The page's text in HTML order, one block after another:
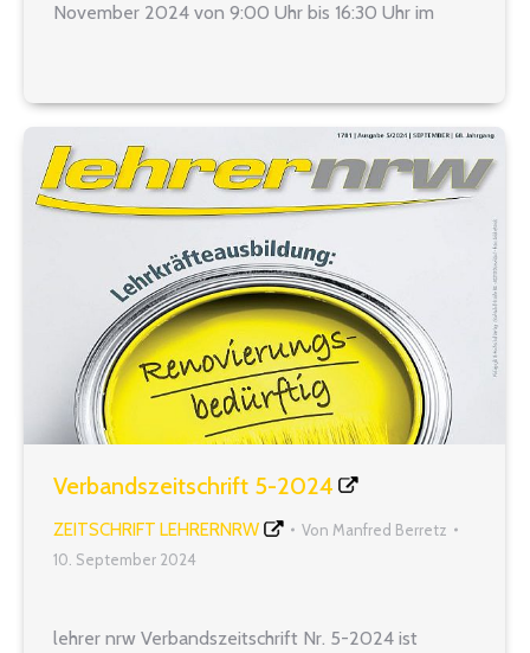
November 2024 von 9:00 Uhr bis 16:30 Uhr im
2024-1125 Was lässt…
Verbandszeitschrift 5-2024
ZEITSCHRIFT LEHRERNRW Von Manfred Berretz
10. September 2024
lehrer nrw Verbandszeitschrift Nr. 5-2024 ist